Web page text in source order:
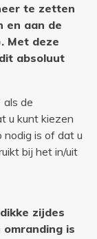
te zetten
en aan de
Met deze
absoluut
als de
u kunt kiezen
is of dat u
bij het in/uit
zijdes
is